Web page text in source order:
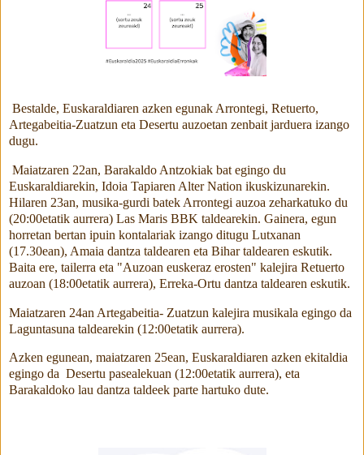
Bestalde, Euskaraldiaren azken egunak Arrontegi, Retuerto,
Artegabeitia-Zuatzun eta Desertu auzoetan zenbait jarduera izango
dugu.
Maiatzaren 22an, Barakaldo Antzokiak bat egingo du
Euskaraldiarekin, Idoia Tapiaren Alter Nation ikuskizunarekin.
Hilaren 23an, musika-gurdi batek Arrontegi auzoa zeharkatuko du
(20:00etatik aurrera) Las Maris BBK taldearekin. Gainera, egun
horretan bertan ipuin kontalariak izango ditugu Lutxanan
(17.30ean), Amaia dantza taldearen eta Bihar taldearen eskutik.
Baita ere, tailerra eta "Auzoan euskeraz erosten" kalejira Retuerto
auzoan (18:00etatik aurrera), Erreka-Ortu dantza taldearen eskutik.
Maiatzaren 24an Artegabeitia- Zuatzun kalejira musikala egingo da
Laguntasuna taldearekin (12:00etatik aurrera).
Azken egunean, maiatzaren 25ean, Euskaraldiaren azken ekitaldia
egingo da Desertu pasealekuan (12:00etatik aurrera), eta
Barakaldoko lau dantza taldeek parte hartuko dute.